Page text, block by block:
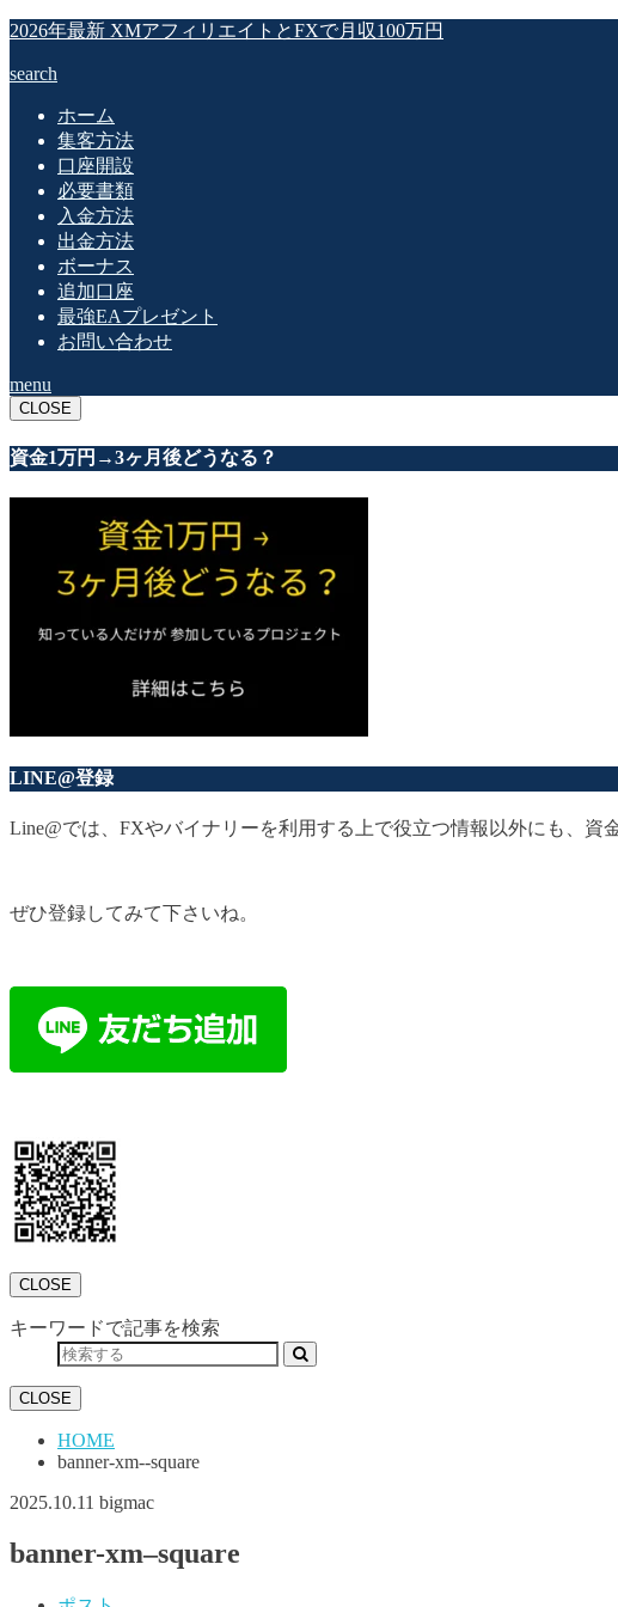
2026年最新 XMアフィリエイトとFXで月収100万円
search
ホーム
集客方法
口座開設
必要書類
入金方法
出金方法
ボーナス
追加口座
最強EAプレゼント
お問い合わせ
menu
CLOSE
資金1万円→3ヶ月後どうなる？
LINE@登録
Line@では、FXやバイナリーを利用する上で役立つ情報以外にも、
ぜひ登録してみて下さいね。
CLOSE
キーワードで記事を検索
CLOSE
HOME
banner-xm--square
2025.10.11 bigmac
banner-xm–square